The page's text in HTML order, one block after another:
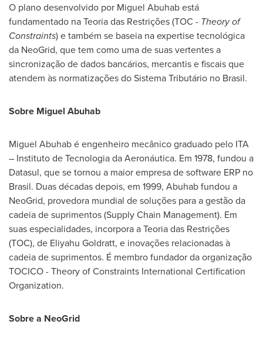
O plano desenvolvido por Miguel Abuhab está
fundamentado na Teoria das Restrições (TOC - Theory of
Constraints) e também se baseia na expertise tecnológica
da NeoGrid, que tem como uma de suas vertentes a
sincronização de dados bancários, mercantis e fiscais que
atendem às normatizações do Sistema Tributário no Brasil.
Sobre Miguel Abuhab
Miguel Abuhab é engenheiro mecânico graduado pelo ITA
– Instituto de Tecnologia da Aeronáutica. Em 1978, fundou a
Datasul, que se tornou a maior empresa de software ERP no
Brasil. Duas décadas depois, em 1999, Abuhab fundou a
NeoGrid, provedora mundial de soluções para a gestão da
cadeia de suprimentos (Supply Chain Management). Em
suas especialidades, incorpora a Teoria das Restrições
(TOC), de Eliyahu Goldratt, e inovações relacionadas à
cadeia de suprimentos. É membro fundador da organização
TOCICO - Theory of Constraints International Certification
Organization.
Sobre a NeoGrid